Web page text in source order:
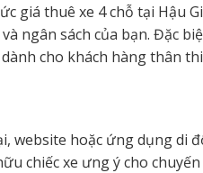
giá thuê xe 4 chỗ tại Hậu
ngân sách của bạn. Đặc
cho khách hàng thân
website hoặc ứng dụng di
chiếc xe ưng ý cho